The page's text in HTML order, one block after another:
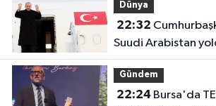
Dünya
22:32
Suudi Arabistan
Gündem
22:24